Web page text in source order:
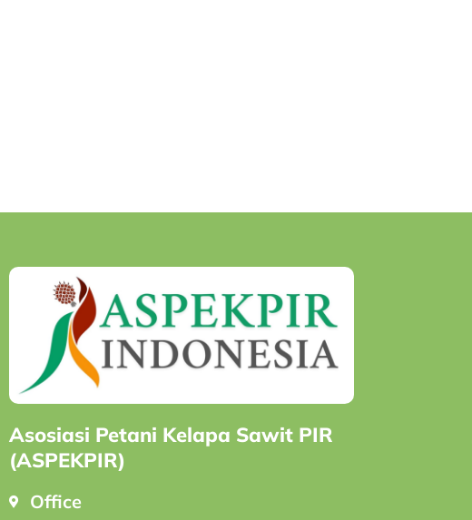
Asosiasi Petani Kelapa Sawit PIR
(ASPEKPIR)
Office